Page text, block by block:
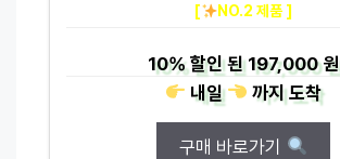
[ NO.2 제품 ]
10%할인 된197,000 원
내일
까지도착
구매 바로가기